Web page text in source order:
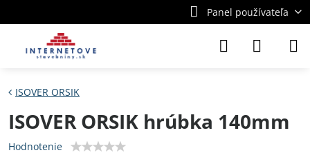
Panel používateľa
ISOVER ORSIK
ISOVER ORSIK hrúbka 140mm
Hodnotenie